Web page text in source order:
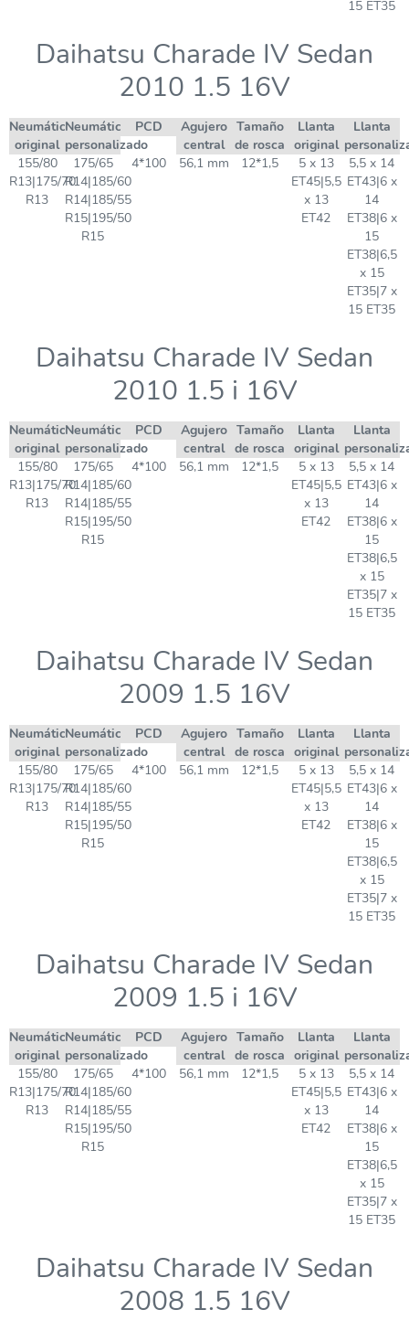
15 ET35
Daihatsu Charade IV Sedan
2010 1.5 16V
Neumático
original
Neumático
personalizado
PCD
Agujero
central
Tamaño
de rosca
Llanta
original
Llanta
155/80
R13|175/70
R13
175/65
R14|185/60
R14|185/55
R15|195/50
R15
4*100 56,1 mm 12*1,5
5 x 13
ET45|5,5
x 13
ET42
5,5 x 14
ET43|6 x
14
ET38|6 x
15
ET38|6,5
x 15
ET35|7 x
15 ET35
Daihatsu Charade IV Sedan
2010 1.5 i 16V
Neumático
original
Neumático
personalizado
PCD
Agujero
central
Tamaño
de rosca
Llanta
original
Llanta
155/80
R13|175/70
R13
175/65
R14|185/60
R14|185/55
R15|195/50
R15
4*100 56,1 mm 12*1,5
5 x 13
ET45|5,5
x 13
ET42
5,5 x 14
ET43|6 x
14
ET38|6 x
15
ET38|6,5
x 15
ET35|7 x
15 ET35
Daihatsu Charade IV Sedan
2009 1.5 16V
Neumático
original
Neumático
personalizado
PCD
Agujero
central
Tamaño
de rosca
Llanta
original
Llanta
155/80
R13|175/70
R13
175/65
R14|185/60
R14|185/55
R15|195/50
R15
4*100 56,1 mm 12*1,5
5 x 13
ET45|5,5
x 13
ET42
5,5 x 14
ET43|6 x
14
ET38|6 x
15
ET38|6,5
x 15
ET35|7 x
15 ET35
Daihatsu Charade IV Sedan
2009 1.5 i 16V
Neumático
original
Neumático
personalizado
PCD
Agujero
central
Tamaño
de rosca
Llanta
original
Llanta
155/80
R13|175/70
R13
175/65
R14|185/60
R14|185/55
R15|195/50
R15
4*100 56,1 mm 12*1,5
5 x 13
ET45|5,5
x 13
ET42
5,5 x 14
ET43|6 x
14
ET38|6 x
15
ET38|6,5
x 15
ET35|7 x
15 ET35
Daihatsu Charade IV Sedan
2008 1.5 16V